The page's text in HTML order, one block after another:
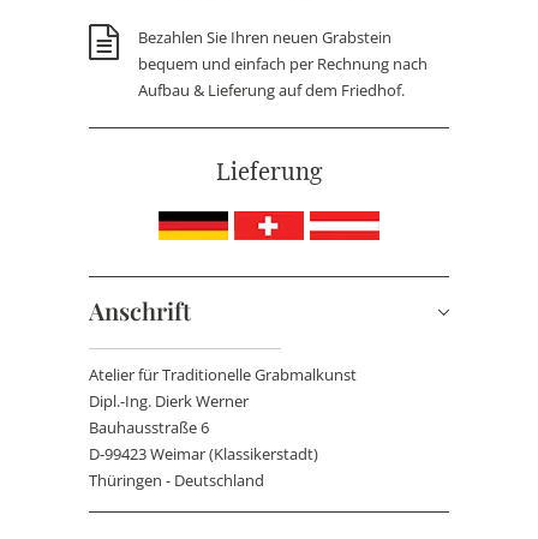
Bezahlen Sie Ihren neuen Grabstein
bequem und einfach per Rechnung nach
Aufbau & Lieferung auf dem Friedhof.
Lieferung
Anschrift
Atelier für Traditionelle Grabmalkunst
Dipl.-Ing. Dierk Werner
Bauhausstraße 6
D-99423 Weimar (Klassikerstadt)
Thüringen - Deutschland